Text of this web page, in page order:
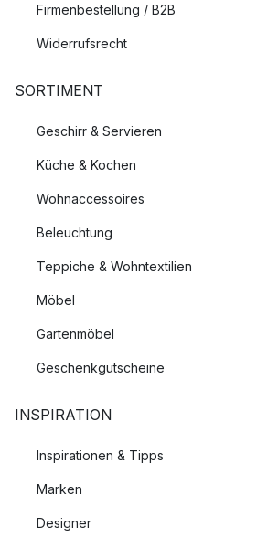
Firmenbestellung / B2B
Widerrufsrecht
SORTIMENT
Geschirr & Servieren
Küche & Kochen
Wohnaccessoires
Beleuchtung
Teppiche & Wohntextilien
Möbel
Gartenmöbel
Geschenkgutscheine
INSPIRATION
Inspirationen & Tipps
Marken
Designer